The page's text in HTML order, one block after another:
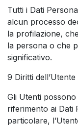
Tutti i Dati
alcun processo
la profilazione,
la persona o che
significativo.
9 Diritti dell’Utente
Gli Utenti
riferimento ai Dati
particolare,